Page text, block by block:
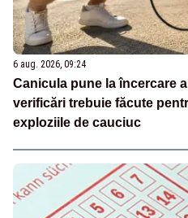
6 aug. 2026, 09:24
Canicula pune la încercare
verificări trebuie făcute
exploziile de cauciuc